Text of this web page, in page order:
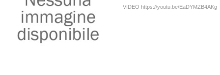
VIDEO https://youtu.be/EaDYMZB4AKg